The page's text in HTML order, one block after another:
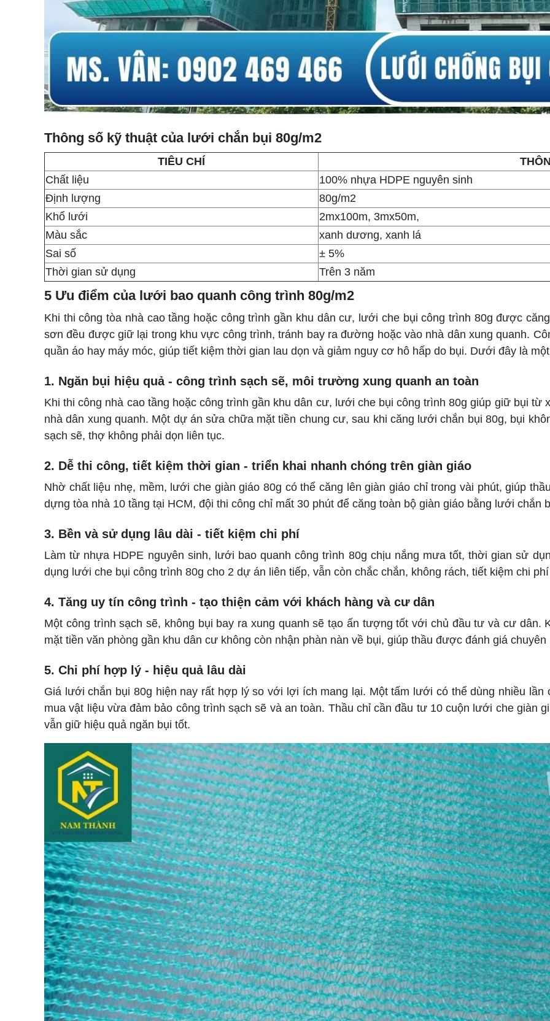
Thông số kỹ thuật của lưới chắn bụi 80g/m2
TIÊU CHÍ
Chất liệu
100% nhựa HDPE nguyên sinh
Định lượng
80g/m2
Khổ lưới
2mx100m, 3mx50m,
Màu sắc
xanh dương, xanh lá
Sai số
± 5%
Thời gian sử dụng
Trên 3 năm
5 Ưu điểm của lưới bao quanh công trình 80g/m2
Khi thi công tòa nhà cao tầng hoặc công trình gần khu dân cư, lưới che bụi công trình 80g được
sơn đều được giữ lại trong khu vực công trình, tránh bay ra đường hoặc vào nhà dân xung quanh.
quần áo hay máy móc, giúp tiết kiệm thời gian lau dọn và giảm nguy cơ hô hấp do bụi. Dưới đây là
1. Ngăn bụi hiệu quả - công trình sạch sẽ, môi trường xung quanh an toàn
Khi thi công nhà cao tầng hoặc công trình gần khu dân cư, lưới che bụi công trình 80g giúp giữ bụi từ
nhà dân xung quanh. Một dự án sửa chữa mặt tiền chung cư, sau khi căng lưới chắn bụi 80g, bụi
sạch sẽ, thợ không phải dọn liên tục.
2. Dễ thi công, tiết kiệm thời gian - triển khai nhanh chóng trên giàn giáo
Nhờ chất liệu nhẹ, mềm, lưới che giàn giáo 80g có thể căng lên giàn giáo chỉ trong vài phút, giúp
dựng tòa nhà 10 tầng tại HCM, đội thi công chỉ mất 30 phút để căng toàn bộ giàn giáo bằng lưới chắn
3. Bền và sử dụng lâu dài - tiết kiệm chi phí
Làm từ nhựa HDPE nguyên sinh, lưới bao quanh công trình 80g chịu nắng mưa tốt, thời gian sử
dụng lưới che bụi công trình 80g cho 2 dự án liên tiếp, vẫn còn chắc chắn, không rách, tiết kiệm chi
4. Tăng uy tín công trình - tạo thiện cảm với khách hàng và cư dân
Một công trình sạch sẽ, không bụi bay ra xung quanh sẽ tạo ấn tượng tốt với chủ đầu tư và cư
mặt tiền văn phòng gần khu dân cư không còn nhận phàn nàn về bụi, giúp thầu được đánh giá
5. Chi phí hợp lý - hiệu quả lâu dài
Giá lưới chắn bụi 80g hiện nay rất hợp lý so với lợi ích mang lại. Một tấm lưới có thể dùng nhiều
mua vật liệu vừa đảm bảo công trình sạch sẽ và an toàn. Thầu chỉ cần đầu tư 10 cuộn lưới che giàn
vẫn giữ hiệu quả ngăn bụi tốt.